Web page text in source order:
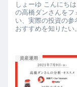
しょーゆ こんにち
の高橋ダンさんをフ
い、実際の投資の参
おすすめを知りたい
資産運用